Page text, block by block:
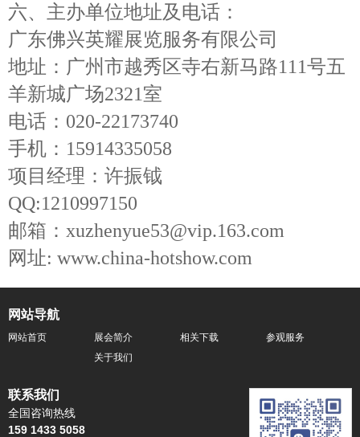
六、 主办单位地址及电话：
广东佛兴英耀展览服务有限公司
地址：广州市越秀区寺右新马路111号五
羊新城广场2321室
电话： 020-22173740
手机： 15914335058
项目经理：许振钺
QQ:1210997150
邮箱： xuzhenyue53@vip.163.com
网址: www.china-hotshow.com
网站导航
网站首页 展会简介 相关下载
参观服务
关于我们
联系我们
全国咨询热线
159 1433 5058